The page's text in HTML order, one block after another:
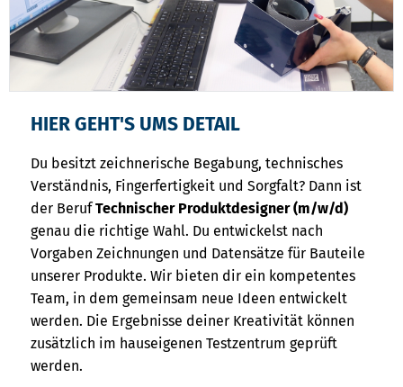
HIER GEHT'S UMS DETAIL
Du besitzt zeichnerische Begabung, technisches
Verständnis, Fingerfertigkeit und Sorgfalt? Dann ist
der BerufTechnischer Produktdesigner (m/w/d)
genau die richtige Wahl. Du entwickelst nach
Vorgaben Zeichnungen und Datensätze für Bauteile
unserer Produkte. Wir bieten dir ein kompetentes
Team, in dem gemeinsam neue Ideen entwickelt
werden. Die Ergebnisse deiner Kreativität können
zusätzlich im hauseigenen Testzentrum geprüft
werden.